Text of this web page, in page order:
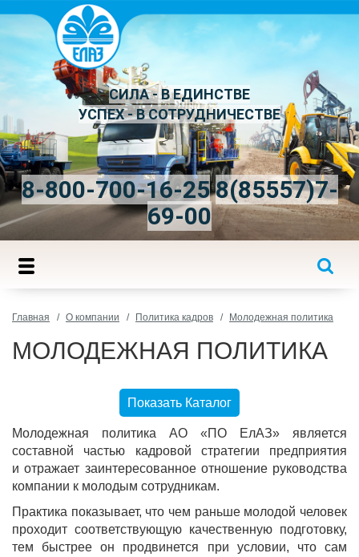
СИЛА - В ЕДИНСТВЕ
УСПЕХ - В СОТРУДНИЧЕСТВЕ
8-800-700-16-258(85557)7-
69-00
Главная О компании Политика кадров Молодежная политика
МОЛОДЕЖНАЯ ПОЛИТИКА
Показать Каталог
Молодежная политика АО «ПО ЕлАЗ» является
составной частью кадровой стратегии предприятия
и отражает заинтересованное отношение руководства
компании к молодым сотрудникам.
Практика показывает, что чем раньше молодой человек
проходит соответствующую качественную подготовку,
тем быстрее он продвинется при условии, что сам